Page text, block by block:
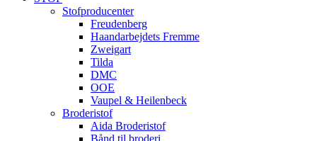
Stofproducenter
Freudenberg
Haandarbejdets Fremme
Zweigart
Tilda
DMC
OOE
Vaupel & Heilenbeck
Broderistof
Aida Broderistof
Bånd til broderi